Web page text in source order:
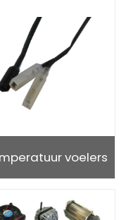
voelers